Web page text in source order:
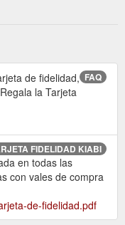
FAQ
de fidelidad,
la Tarjeta
FIDELIDAD KIABI
en todas las
con vales de compra
de-fidelidad.pdf